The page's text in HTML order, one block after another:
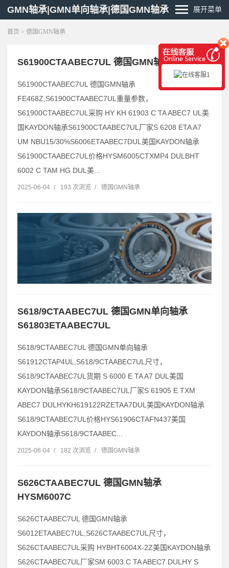
GMN轴承|GMN单向轴承|德国GMN轴承 展开菜单
首页 > 德国GMN轴承
S61900CTAABEC7UL 德国GMN轴承 FE453
S61900CTAABEC7UL 德国GMN轴承
FE468Z,S61900CTAABEC7UL重量参数，
S61900CTAABEC7UL采购 HY KH 61903 C TA ABEC7 UL美
国KAYDON轴承S61900CTAABEC7UL厂家S 6208 ETA A7
UM NBU15/30%S6006ETAABEC7DUL美国KAYDON轴承
S61900CTAABEC7UL价格HYSM6005CTXMP4 DULBHT
6002 C TAM HG DUL美...
2025-06-04 / 193 次浏览 / 德国GMN轴承
S618/9CTAABEC7UL 德国GMN单向轴承
S61803ETAABEC7UL
S618/9CTAABEC7UL 德国GMN单向轴承
S61912CTAP4UL,S618/9CTAABEC7UL尺寸，
S618/9CTAABEC7UL货期 S 6000 E TA A7 DUL美国
KAYDON轴承S618/9CTAABEC7UL厂家S 61905 E TXM
ABEC7 DULHYKH619122RZETAA7DUL美国KAYDON轴承
S618/9CTAABEC7UL价格HYS61906CTAFN437美国
KAYDON轴承S618/9CTAABEC...
2025-06-04 / 182 次浏览 / 德国GMN轴承
S626CTAABEC7UL 德国GMN轴承
HYSM6007C
S626CTAABEC7UL 德国GMN轴承
S6012ETAABEC7UL,S626CTAABEC7UL尺寸，
S626CTAABEC7UL采购 HYBHT6004X-2Z美国KAYDON轴承
S626CTAABEC7UL厂家SM 6003 C TA ABEC7 DULHY S